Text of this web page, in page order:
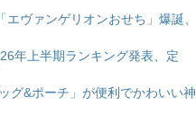
エヴァンゲリオンおせち」爆誕、
年上半期ランキング発表、定
グ&ポーチ」が便利でかわいい神